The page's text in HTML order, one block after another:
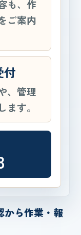
も、作
ご案内
付
、管理
す。
から作業・報